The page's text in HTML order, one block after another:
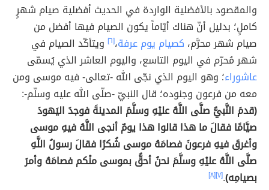
والمقصود بالأفضلية الواردة في الحديث أفضلية صيام شهرٍ
كاملٍ؛ بدليل أنّ هناك أيّاماً يكون الصيام فيها أفضل من
صيام شهر محرَّم، كصيام يوم عرفة،[٦]
ويتأكّد الصيام في
شهر مُحرّم في اليوم التاسع، واليوم العاشر الذي يُسمّى
عاشوراء؛ وهو اليوم الذي نجّى الله -تعالى- فيه موسى ومن
معه من فرعون وجنوده؛ قال النبيّ -صلّى الله عليه وسلّم-:
(قدمَ النَّبيُّ صلَّى اللَّهُ عليْهِ وسلَّمَ المدينةَ فوجدَ اليَهودَ
صيَّامًا فقالَ ما هذا قالوا هذا يومٌ أنجى اللَّهُ فيهِ موسى
وأغرقَ فيهِ فرعونَ فصامَهُ موسى شُكرًا فقالَ رسولُ اللَّهِ
صلَّى اللَّهُ عليْهِ وسلَّمَ نحنُ أحقُّ بموسى منْكم فصامَهُ وأمرَ
بصيامِه).[٧] [٨]